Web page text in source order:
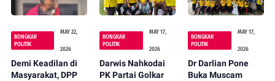
BONGKAR
POLITIK
MAY 22,
2026
Demi Keadilan di
Masyarakat, DPP
BONGKAR
POLITIK
MAY 17,
2026
Darwis Nahkodai
PK Partai Golkar
BONGKAR
POLITIK
MAY 17,
2026
Dr Darlian Pone
Buka Muscam